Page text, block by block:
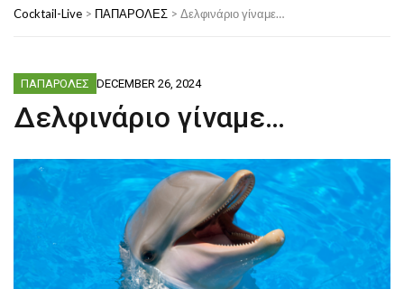
Cocktail-Live > ΠΑΠΑΡΟΛΕΣ > Δελφινάριο γίναμε…
ΠΑΠΑΡΟΛΕΣ DECEMBER 26, 2024
Δελφινάριο γίναμε…